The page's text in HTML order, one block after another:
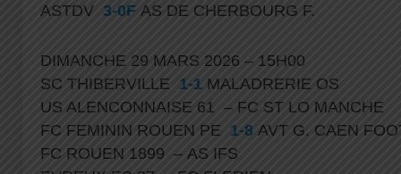
ASTDV 3-0F AS DE CHERBOURG F.
DIMANCHE 29 MARS 2026 – 15H00
SC THIBERVILLE 1-1 MALADRERIE OS
US ALENCONNAISE 61 – FC ST LO MANCHE
FC FEMININ ROUEN PE 1-8 AVT G. CAEN
FC ROUEN 1899 – AS IFS